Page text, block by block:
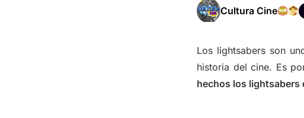
Cultura Cine
Los lightsabers son
historia del cine. Es
hechos los lightsabers